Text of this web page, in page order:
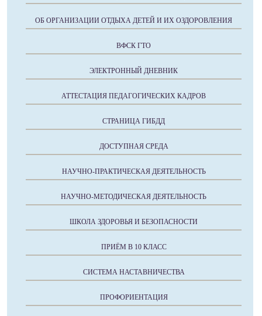
ОБ ОРГАНИЗАЦИИ ОТДЫХА ДЕТЕЙ И ИХ ОЗДОРОВЛЕНИЯ
ВФСК ГТО
ЭЛЕКТРОННЫЙ ДНЕВНИК
АТТЕСТАЦИЯ ПЕДАГОГИЧЕСКИХ КАДРОВ
СТРАНИЦА ГИБДД
ДОСТУПНАЯ СРЕДА
НАУЧНО-ПРАКТИЧЕСКАЯ ДЕЯТЕЛЬНОСТЬ
НАУЧНО-МЕТОДИЧЕСКАЯ ДЕЯТЕЛЬНОСТЬ
ШКОЛА ЗДОРОВЬЯ И БЕЗОПАСНОСТИ
ПРИЁМ В 10 КЛАСС
СИСТЕМА НАСТАВНИЧЕСТВА
ПРОФОРИЕНТАЦИЯ